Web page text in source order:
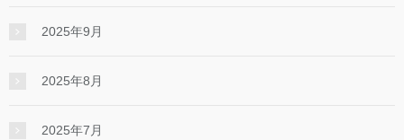
2025年9月
2025年8月
2025年7月